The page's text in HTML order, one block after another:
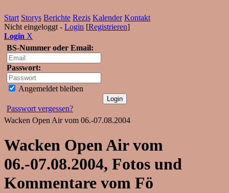
Start Storys Berichte Rezis Kalender Kontakt
Nicht eingeloggt - Login [Registrieren]
Login X
BS-Nummer oder Email:
Passwort:
Angemeldet bleiben
Passwort vergessen?
Wacken Open Air vom 06.-07.08.2004
Wacken Open Air vom
06.-07.08.2004, Fotos und
Kommentare vom Fö